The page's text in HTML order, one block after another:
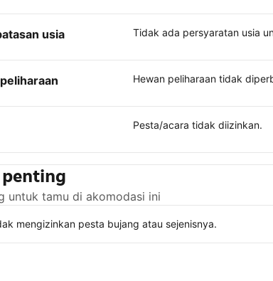
usia Tidak ada persyaratan usia
Hewan peliharaan tidak
Pesta/acara tidak diizinkan.
untuk tamu di akomodasi ini
mengizinkan pesta bujang atau sejenisnya.